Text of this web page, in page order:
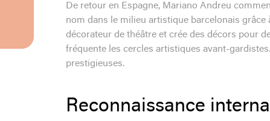
De retour en Espagne, Mariano Andreu
nom dans le milieu artistique barcelonais
décorateur de théâtre et crée des décors pour
fréquente les cercles artistiques avant-
prestigieuses.
Reconnaissance